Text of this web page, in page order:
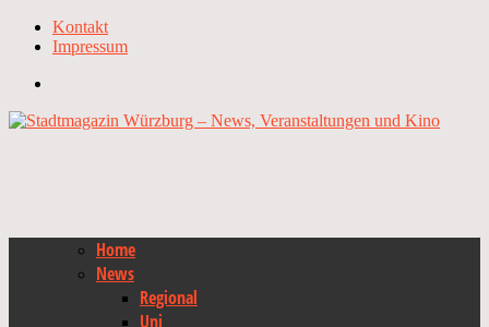
Kontakt
Impressum
Home
News
Regional
Uni